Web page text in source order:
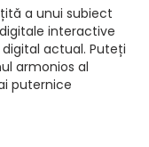
a unui subiect
interactive
actual. Puteți
armonios al
puternice